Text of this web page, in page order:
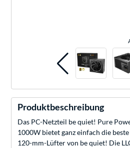
Produktbeschreibung
Das PC-Netzteil be quiet! Pure
1000W bietet ganz einfach die
120-mm-Lüfter von be quiet! Die